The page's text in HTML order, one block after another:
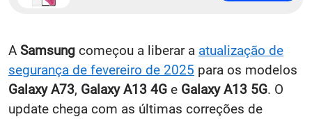
A Samsung começou a liberar a atualização de
segurança de fevereiro de 2025 para os modelos
Galaxy A73, Galaxy A13 4G e Galaxy A13 5G. O
update chega com as últimas correções de